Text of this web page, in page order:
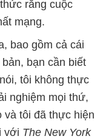
rằng cuộc
mạng.
bao gồm cả cái
bạn cần biết
tôi không thực
nghiệm mọi thứ,
và tôi đã thực hiện
với The New York